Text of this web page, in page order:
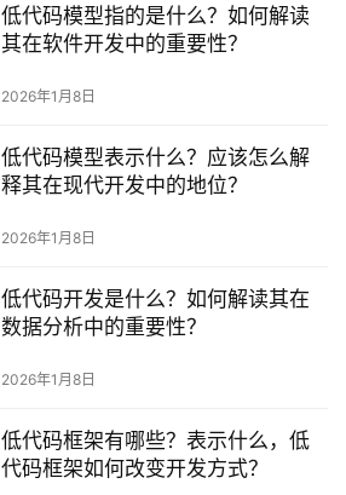
低代码模型指的是什么？如何解读
其在软件开发中的重要性？
2026年1月8日
低代码模型表示什么？应该怎么解
释其在现代开发中的地位？
2026年1月8日
低代码开发是什么？如何解读其在
数据分析中的重要性？
2026年1月8日
低代码框架有哪些？表示什么，低
代码框架如何改变开发方式？